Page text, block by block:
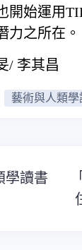
開始運用
力之所在。
/ 李其昌
藝術與人類學
學讀書